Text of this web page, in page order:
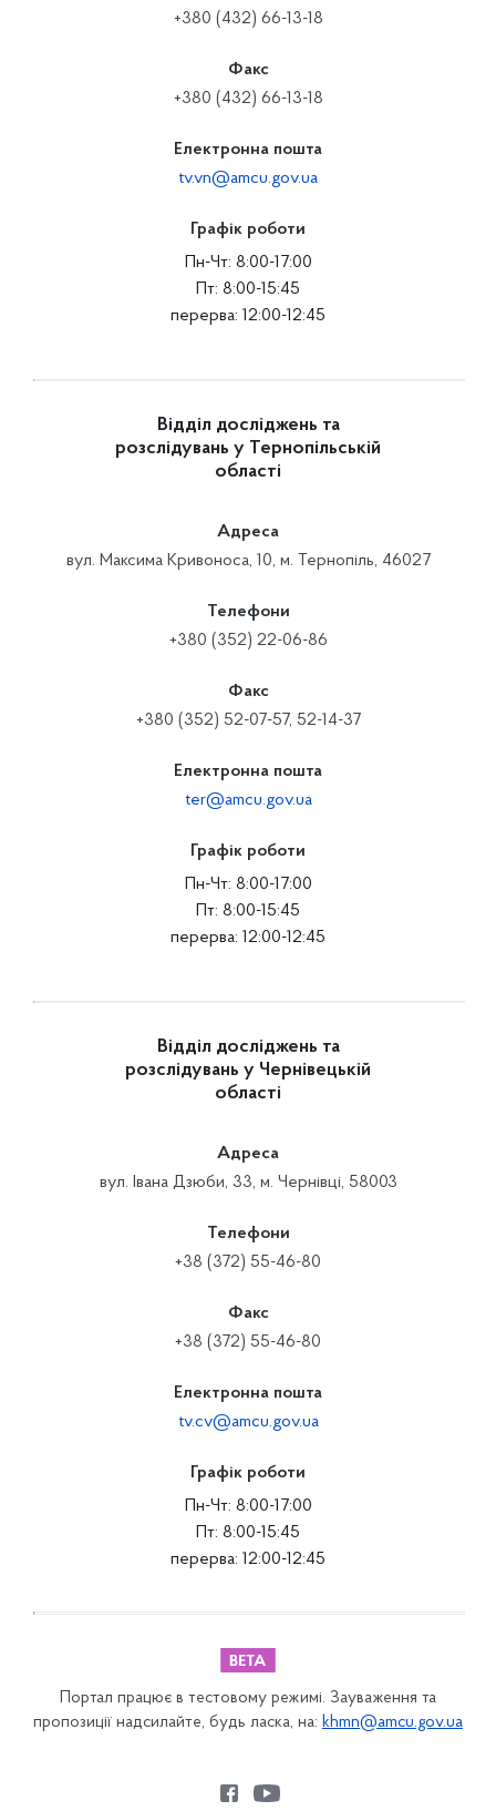
+380 (432) 66-13-18
Факс
+380 (432) 66-13-18
Електронна пошта
tv.vn@amcu.gov.ua
Графік роботи
Пн-Чт: 8:00-17:00
Пт: 8:00-15:45
перерва: 12:00-12:45
Відділ досліджень та
розслідувань у Тернопільській
області
Адреса
вул. Максима Кривоноса, 10, м. Тернопіль, 46027
Телефони
+380 (352) 22-06-86
Факс
+380 (352) 52-07-57, 52-14-37
Електронна пошта
ter@amcu.gov.ua
Графік роботи
Пн-Чт: 8:00-17:00
Пт: 8:00-15:45
перерва: 12:00-12:45
Відділ досліджень та
розслідувань у Чернівецькій
області
Адреса
вул. Івана Дзюби, 33, м. Чернівці, 58003
Телефони
+38 (372) 55-46-80
Факс
+38 (372) 55-46-80
Електронна пошта
tv.cv@amcu.gov.ua
Графік роботи
Пн-Чт: 8:00-17:00
Пт: 8:00-15:45
перерва: 12:00-12:45
Портал працює в тестовому режимі. Зауваження та
пропозиції надсилайте, будь ласка, на: khmn@amcu.gov.ua